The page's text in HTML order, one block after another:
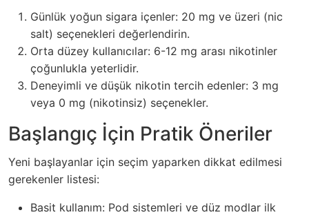
Günlük yoğun sigara içenler: 20 mg ve üzeri (nic
salt) seçenekleri değerlendirin.
Orta düzey kullanıcılar: 6-12 mg arası nikotinler
çoğunlukla yeterlidir.
Deneyimli ve düşük nikotin tercih edenler: 3 mg
veya 0 mg (nikotinsiz) seçenekler.
Başlangıç İçin Pratik Öneriler
Yeni başlayanlar için seçim yaparken dikkat edilmesi
gerekenler listesi:
Basit kullanım: Pod sistemleri ve düz modlar ilk